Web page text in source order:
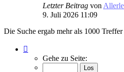
Letzter Beitrag von
9. Juli 2026 11:09
Die Suche ergab mehr als 1000 Treffer
von
Gehe zu Seite: